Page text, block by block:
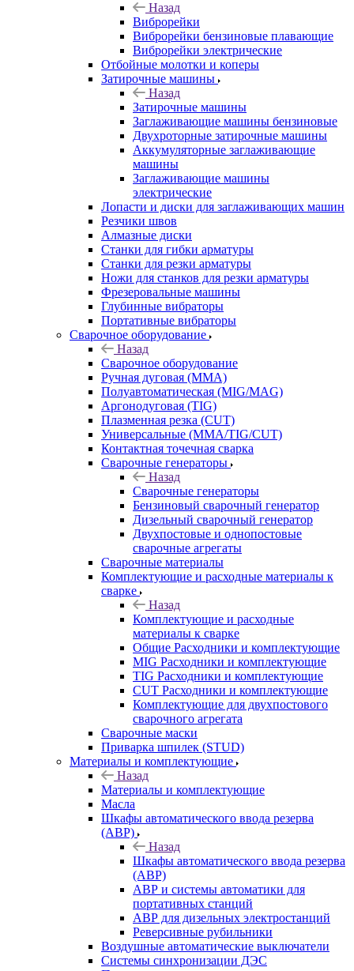
Назад
Виброрейки
Виброрейки бензиновые плавающие
Виброрейки электрические
Отбойные молотки и коперы
Затирочные машины
Назад
Затирочные машины
Заглаживающие машины бензиновые
Двухроторные затирочные машины
Аккумуляторные заглаживающие
машины
Заглаживающие машины
электрические
Лопасти и диски для заглаживающих машин
Резчики швов
Алмазные диски
Станки для гибки арматуры
Станки для резки арматуры
Ножи для станков для резки арматуры
Фрезеровальные машины
Глубинные вибраторы
Портативные вибраторы
Сварочное оборудование
Назад
Сварочное оборудование
Ручная дуговая (MMA)
Полуавтоматическая (MIG/MAG)
Аргонодуговая (TIG)
Плазменная резка (CUT)
Универсальные (MMA/TIG/CUT)
Контактная точечная сварка
Сварочные генераторы
Назад
Сварочные генераторы
Бензиновый сварочный генератор
Дизельный сварочный генератор
Двухпостовые и однопостовые
сварочные агрегаты
Сварочные материалы
Комплектующие и расходные материалы к
сварке
Назад
Комплектующие и расходные
материалы к сварке
Общие Расходники и комплектующие
MIG Расходники и комплектующие
TIG Расходники и комплектующие
CUT Расходники и комплектующие
Комплектующие для двухпостового
сварочного агрегата
Сварочные маски
Приварка шпилек (STUD)
Материалы и комплектующие
Назад
Материалы и комплектующие
Масла
Шкафы автоматического ввода резерва
(АВР)
Назад
Шкафы автоматического ввода резерва
(АВР)
АВР и системы автоматики для
портативных станций
АВР для дизельных электростанций
Реверсивные рубильники
Воздушные автоматические выключатели
Системы синхронизации ДЭС